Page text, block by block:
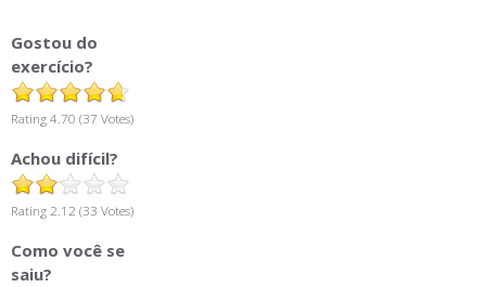
Gostou do
exercício?
Rating 4.70 (37 Votes)
Achou difícil?
Rating 2.12 (33 Votes)
Como você se
saiu?